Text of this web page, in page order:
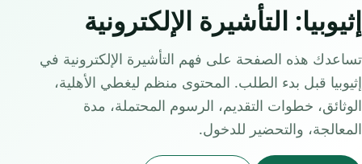
إثيوبيا: التأشيرة الإلكترونية
تساعدك هذه الصفحة على فهم التأشيرة الإلكترونية في
إثيوبيا قبل بدء الطلب. المحتوى منظم ليغطي الأهلية،
الوثائق، خطوات التقديم، الرسوم المحتملة، مدة
المعالجة، والتحضير للدخول.